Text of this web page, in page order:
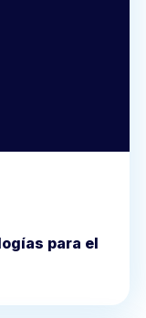
para el